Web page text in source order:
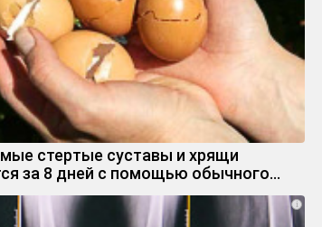
стертые суставы и хрящи
за 8 дней с помощью обычного…
i